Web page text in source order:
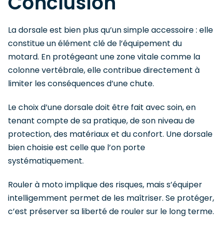
La dorsale est bien plus qu’un simple accessoire : elle
constitue un élément clé de l’équipement du
motard. En protégeant une zone vitale comme la
colonne vertébrale, elle contribue directement à
limiter les conséquences d’une chute.
Le choix d’une dorsale doit être fait avec soin, en
tenant compte de sa pratique, de son niveau de
protection, des matériaux et du confort. Une dorsale
bien choisie est celle que l’on porte
systématiquement.
Rouler à moto implique des risques, mais s’équiper
intelligemment permet de les maîtriser. Se protéger,
c’est préserver sa liberté de rouler sur le long terme.